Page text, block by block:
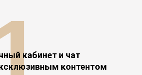
кабинет и чат
контентом